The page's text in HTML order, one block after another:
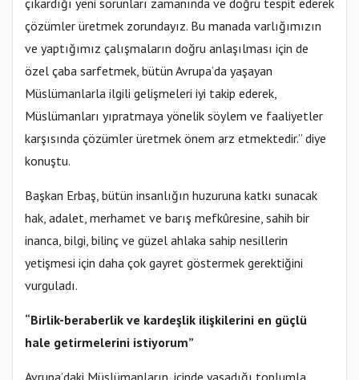
çıkardığı yeni sorunları zamanında ve doğru tespit ederek
çözümler üretmek zorundayız. Bu manada varlığımızın
ve yaptığımız çalışmaların doğru anlaşılması için de
özel çaba sarfetmek, bütün Avrupa’da yaşayan
Müslümanlarla ilgili gelişmeleri iyi takip ederek,
Müslümanları yıpratmaya yönelik söylem ve faaliyetler
karşısında çözümler üretmek önem arz etmektedir.” diye
konuştu.
Başkan Erbaş, bütün insanlığın huzuruna katkı sunacak
hak, adalet, merhamet ve barış mefkûresine, sahih bir
inanca, bilgi, bilinç ve güzel ahlaka sahip nesillerin
yetişmesi için daha çok gayret göstermek gerektiğini
vurguladı.
“Birlik-beraberlik ve kardeşlik ilişkilerini en güçlü
hale getirmelerini istiyorum”